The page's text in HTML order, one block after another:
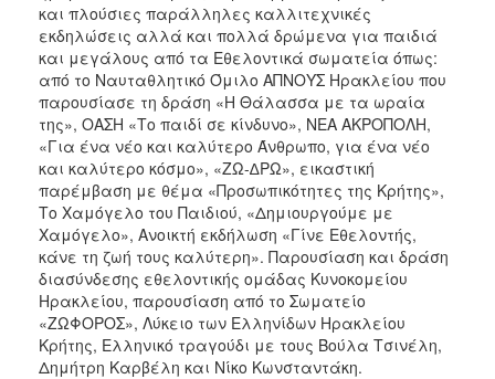
ΑΝΘΕΚΤΙΚΗ
ΠΟΛΗ
και πλούσιες παράλληλες καλλιτεχνικές
εκδηλώσεις αλλά και πολλά δρώμενα για παιδιά
και μεγάλους από τα Εθελοντικά σωματεία όπως:
από το Ναυταθλητικό Όμιλο ΑΠΝΟΥΣ Ηρακλείου που
παρουσίασε τη δράση «Η Θάλασσα με τα ωραία
της», ΟΑΣΗ «Το παιδί σε κίνδυνο», ΝΕΑ ΑΚΡΟΠΟΛΗ,
«Για ένα νέο και καλύτερο Άνθρωπο, για ένα νέο
και καλύτερο κόσμο», «ΖΩ-∆ΡΩ», εικαστική
παρέμβαση με θέμα «Προσωπικότητες της Κρήτης»,
Το Χαμόγελο του Παιδιού, «Δημιουργούμε με
Χαμόγελο», Ανοικτή εκδήλωση «Γίνε Εθελοντής,
κάνε τη ζωή τους καλύτερη». Παρουσίαση και δράση
διασύνδεσης εθελοντικής ομάδας Κυνοκομείου
Ηρακλείου, παρουσίαση από το Σωματείο
«ΖΩΦΟΡΟΣ», Λύκειο των Ελληνίδων Ηρακλείου
Κρήτης, Ελληνικό τραγούδι με τους Βούλα Τσινέλη,
Δημήτρη Καρβέλη και Νίκο Κωνσταντάκη.